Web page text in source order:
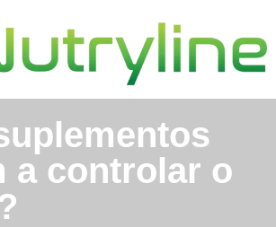
a controlar o